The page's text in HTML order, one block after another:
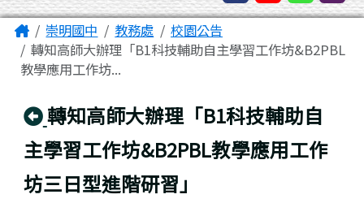
主內容區域
Home崇明國中 教務處
校園公告
轉知高師大辦理「B1科技輔助自主學習工作坊&B2PBL
教學應用工作坊...
回上頁
轉知高師大辦理「B1科技輔助自
主學習工作坊&B2PBL教學應用工作
坊三日型進階研習」
頁尾區域